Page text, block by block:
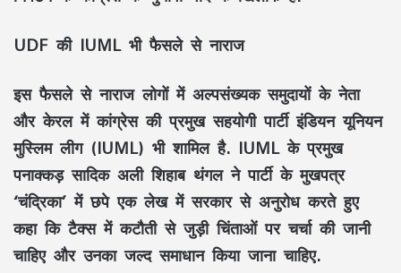
UDF की IUML भी फैसले से नाराज
इस फैसले से नाराज लोगों में अल्पसंख्यक समुदायों के नेता
और केरल में कांग्रेस की प्रमुख सहयोगी पार्टी इंडियन यूनियन
मुस्लिम लीग (IUML) भी शामिल है. IUML के प्रमुख
पनाक्कड़ सादिक अली शिहाब थंगल ने पार्टी के मुखपत्र
‘चंद्रिका’ में छपे एक लेख में सरकार से अनुरोध करते हुए
कहा कि टैक्स में कटौती से जुड़ी चिंताओं पर चर्चा की जानी
चाहिए और उनका जल्द समाधान किया जाना चाहिए.